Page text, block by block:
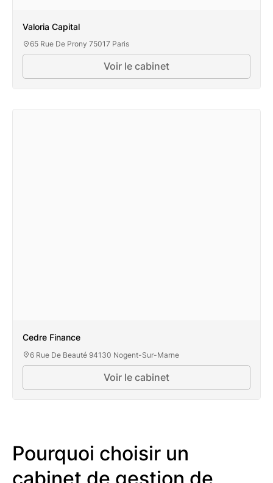
Valoria Capital
65 Rue De Prony 75017 Paris
Voir le cabinet
Cedre Finance
6 Rue De Beauté 94130 Nogent-Sur-Marne
Voir le cabinet
Pourquoi choisir un